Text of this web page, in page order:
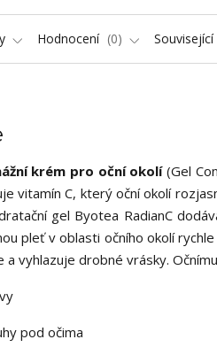
Hodnocení 0
krém pro oční okolí (Gel
vitamín C, který oční okolí
gel Byotea RadianC
pleť v oblasti očního okolí
vyhlazuje drobné vrásky.
pod očima